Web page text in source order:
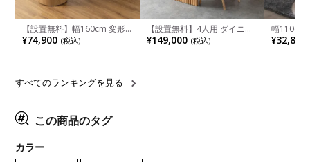
【設置無料】幅160cm 変形
半円 ダイニングテーブル モ
ルタル風 LENAS コンクリー
リア風 グレージュ
¥74,900 (税込)
【設置無料】4人用 ダイニン
グテーブルセット 5点 LUGA
セラミックテーブル おしゃれ
¥149,000 (税込)
幅110cm
木目調 リ
付き 長方
¥32,800
すべてのランキングを見る
この商品のタグ
カラー